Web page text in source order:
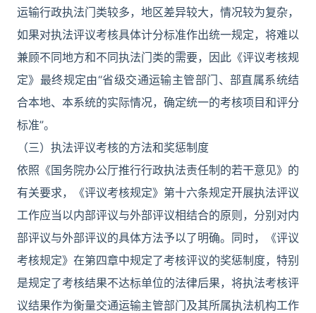
运输行政执法门类较多，地区差异较大，情况较为复杂，
如果对执法评议考核具体计分标准作出统一规定，将难以
兼顾不同地方和不同执法门类的需要，因此《评议考核规
定》最终规定由“省级交通运输主管部门、部直属系统结
合本地、本系统的实际情况，确定统一的考核项目和评分
标准”。
（三）执法评议考核的方法和奖惩制度
依照《国务院办公厅推行行政执法责任制的若干意见》的
有关要求，《评议考核规定》第十六条规定开展执法评议
工作应当以内部评议与外部评议相结合的原则，分别对内
部评议与外部评议的具体方法予以了明确。同时，《评议
考核规定》在第四章中规定了考核评议的奖惩制度，特别
是规定了考核结果不达标单位的法律后果，将执法考核评
议结果作为衡量交通运输主管部门及其所属执法机构工作